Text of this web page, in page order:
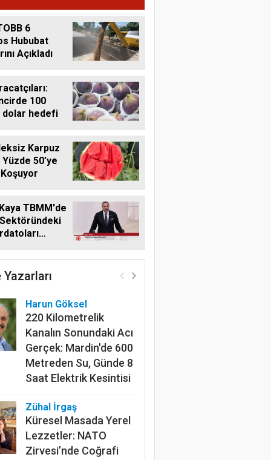
6
Hububat
Açıkladı
100
dolar hedefi
Karpuz
Yüzde 50’ye
TBMM'de
YazarlarıHarun Göksel
220 Kilometrelik
Kanalın Sonundaki Acı
Gerçek: Mardin'de 600
Metreden Su, Günde 8
Saat Elektrik Kesintisi
Zühal İrgaş
Küresel Masada Yerel
Lezzetler: NATO
Zirvesi’nde Coğrafi
İşaret Diplomasisi